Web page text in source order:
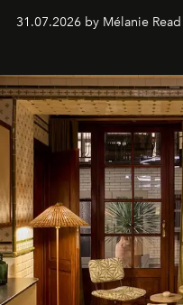
31.07.2026 by Mélanie Read